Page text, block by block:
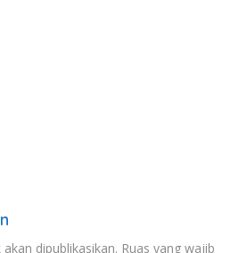
dipublikasikan. Ruas yang wajib